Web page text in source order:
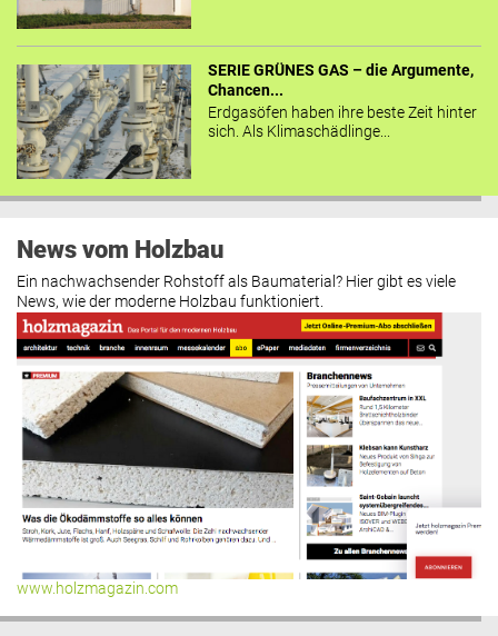
SERIE GRÜNES GAS – die Argumente,
Chancen...
Erdgasöfen haben ihre beste Zeit hinter
sich. Als Klimaschädlinge...
News vom Holzbau
Ein nachwachsender Rohstoff als Baumaterial? Hier gibt es viele
News, wie der moderne Holzbau funktioniert.
www.holzmagazin.com